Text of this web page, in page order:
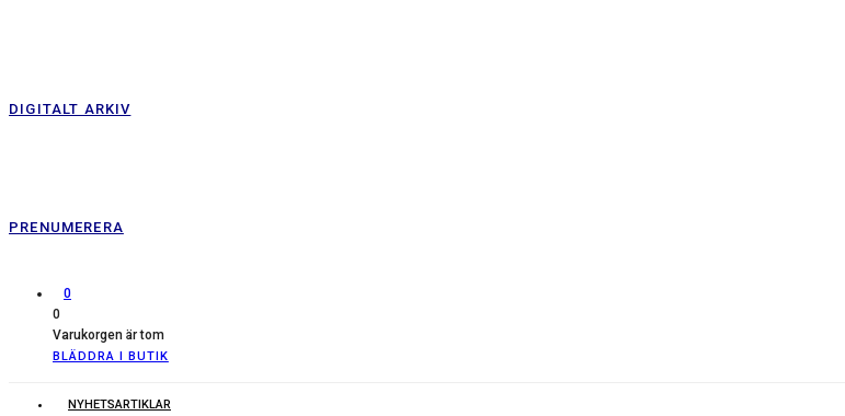
DIGITALT ARKIV
PRENUMERERA
0
0
Varukorgen är tom
BLÄDDRA I BUTIK
NYHETSARTIKLAR